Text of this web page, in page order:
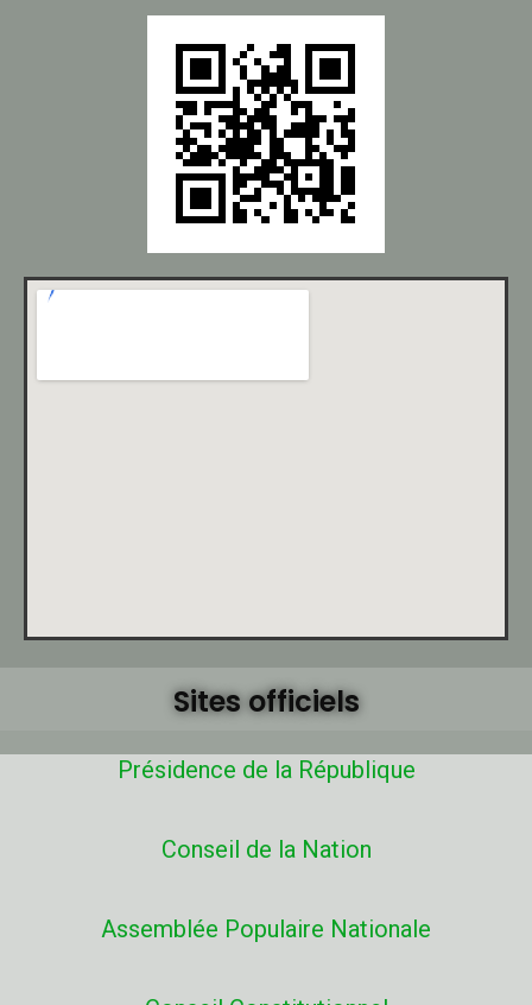
Sites officiels
Présidence de la République
Conseil de la Nation
Assemblée Populaire Nationale